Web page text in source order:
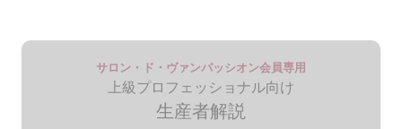
上級プロフェッショナル向け
生産者解説
サロン・ド・ヴァンパッシオン会員専用